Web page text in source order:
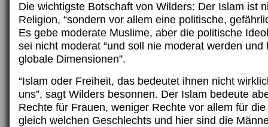
Die wichtigste Botschaft von Wilders: Der Islam ist
Religion, “sondern vor allem eine politische,
Es gebe moderate Muslime, aber die politische
sei nicht moderat “und soll nie moderat werden und
globale Dimensionen”.
“Islam oder Freiheit, das bedeutet ihnen nicht
uns”, sagt Wilders besonnen. Der Islam bedeute
Rechte für Frauen, weniger Rechte vor allem für
gleich welchen Geschlechts und hier sind die